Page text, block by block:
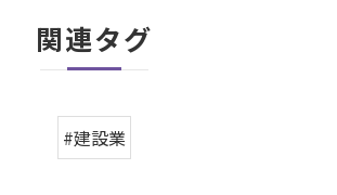
関連タグ
#建設業